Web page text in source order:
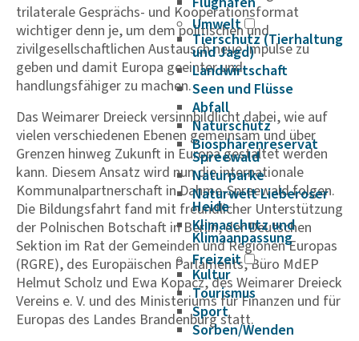
Umwelt
Tierschutz (Tierhaltung
und Jagd)
Landwirtschaft
Seen und Flüsse
Abfall
Naturschutz
Biosphärenreservat
Spreewald
Naturparke
Naturwelt Lieberoser
Heide
Klimaschutz und
Klimaanpassung
Freizeit
Kultur
Tourismus
Sport
Sorben/Wenden
trilaterale Gesprächs- und Kooperationsformat
wichtiger denn je, um dem politischen und
zivilgesellschaftlichen Austausch neue Impulse zu
geben und damit Europa geeinter und
handlungsfähiger zu machen.
Das Weimarer Dreieck versinnbildlicht dabei, wie auf
vielen verschiedenen Ebenen gemeinsam und über
Grenzen hinweg Zukunft in Europa gestaltet werden
kann. Diesem Ansatz wird nun die internationale
Kommunalpartnerschaft in Dahme-Spreewald folgen.
Die Bildungsfahrt fand mit freundlicher Unterstützung
der Polnischen Botschaft in Berlin, der Deutschen
Sektion im Rat der Gemeinden und Regionen Europas
(RGRE), des Europäischen Parlaments, Büro MdEP
Helmut Scholz und Ewa Kopacz, des Weimarer Dreieck
Vereins e. V. und des Ministeriums für Finanzen und für
Europas des Landes Brandenburg statt.